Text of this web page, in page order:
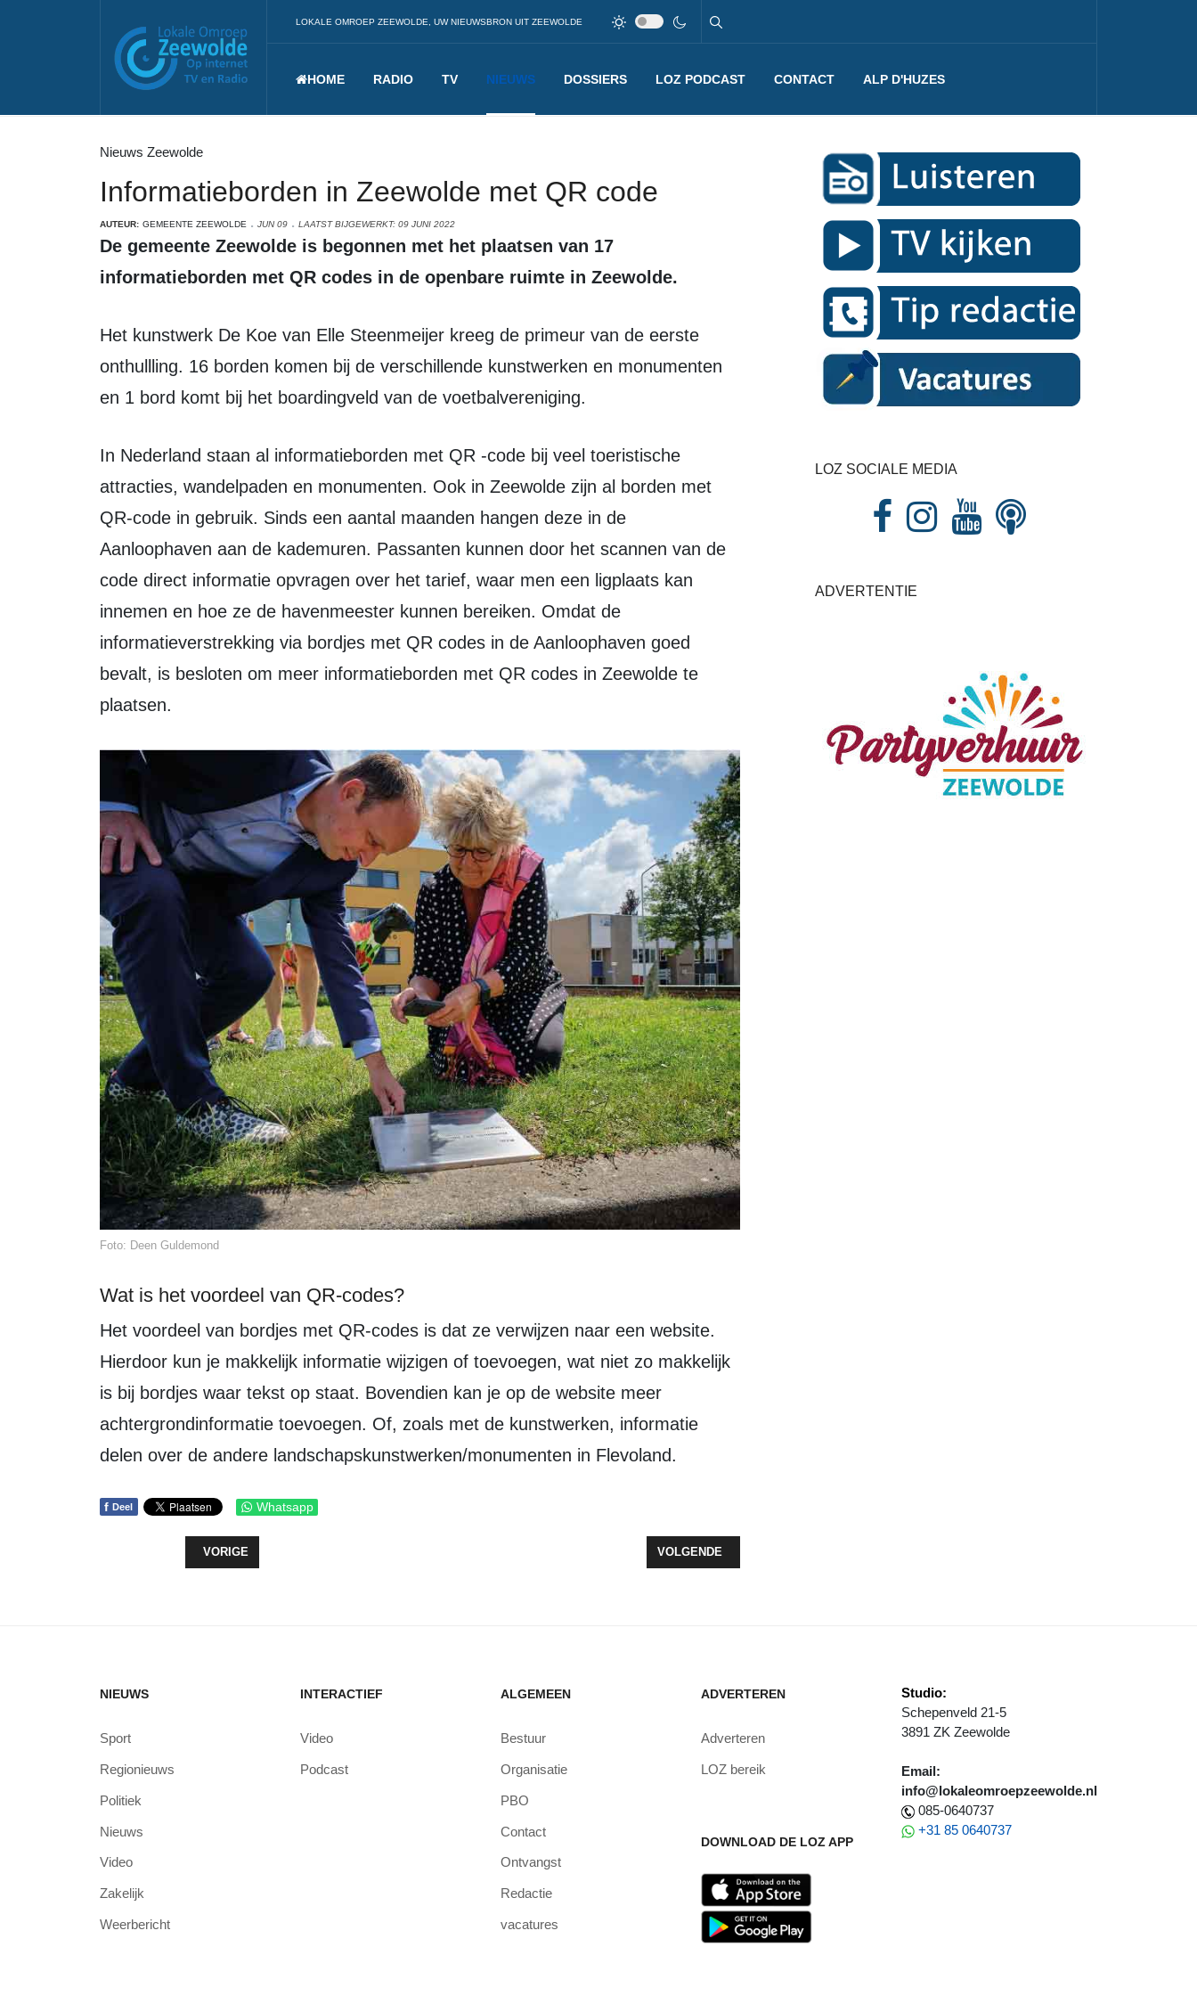
LOKALE OMROEP ZEEWOLDE, UW NIEUWSBRON UIT ZEEWOLDE
HOME RADIO TV NIEUWS DOSSIERS LOZ PODCAST CONTACT ALP D'HUZES
Nieuws Zeewolde
Informatieborden in Zeewolde met QR code
AUTEUR: GEMEENTE ZEEWOLDE JUN 09 LAATST BIJGEWERKT: 09 JUNI 2022
De gemeente Zeewolde is begonnen met het plaatsen van 17
informatieborden met QR codes in de openbare ruimte in Zeewolde.
Het kunstwerk De Koe van Elle Steenmeijer kreeg de primeur van de eerste
onthullling. 16 borden komen bij de verschillende kunstwerken en monumenten
en 1 bord komt bij het boardingveld van de voetbalvereniging.
In Nederland staan al informatieborden met QR -code bij veel toeristische
attracties, wandelpaden en monumenten. Ook in Zeewolde zijn al borden met
QR-code in gebruik. Sinds een aantal maanden hangen deze in de
Aanloophaven aan de kademuren. Passanten kunnen door het scannen van de
code direct informatie opvragen over het tarief, waar men een ligplaats kan
innemen en hoe ze de havenmeester kunnen bereiken. Omdat de
informatieverstrekking via bordjes met QR codes in de Aanloophaven goed
bevalt, is besloten om meer informatieborden met QR codes in Zeewolde te
plaatsen.
Foto: Deen Guldemond
Wat is het voordeel van QR-codes?
Het voordeel van bordjes met QR-codes is dat ze verwijzen naar een website.
Hierdoor kun je makkelijk informatie wijzigen of toevoegen, wat niet zo makkelijk
is bij bordjes waar tekst op staat. Bovendien kan je op de website meer
achtergrondinformatie toevoegen. Of, zoals met de kunstwerken, informatie
delen over de andere landschapskunstwerken/monumenten in Flevoland.
f Deel Whatsapp
VORIG ARTIKEL: GEMEENTE ZEEWOLDE EN WOONPALET VERGEVEN GEVELTUINTJE
VORIGE VOLGENDE ARTIKEL: JAN VAN EK WIL IN ZIJN VETERANENPAK BEGRAVEN WORDEN
VOLGENDE
LOZ SOCIALE MEDIA
ADVERTENTIE
NIEUWS
Sport
Regionieuws
Politiek
Nieuws
Video
Zakelijk
Weerbericht
INTERACTIEF
Video
Podcast
ALGEMEEN
Bestuur
Organisatie
PBO
Contact
Ontvangst
Redactie
vacatures
ADVERTEREN
Adverteren
LOZ bereik
DOWNLOAD DE LOZ APP
Studio:
Schepenveld 21-5
3891 ZK Zeewolde
Email:
info@lokaleomroepzeewolde.nl
085-0640737
+31 85 0640737